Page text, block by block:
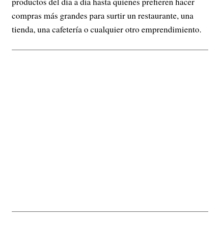
compras más grandes para surtir un restaurante, una
tienda, una cafetería o cualquier otro emprendimiento.